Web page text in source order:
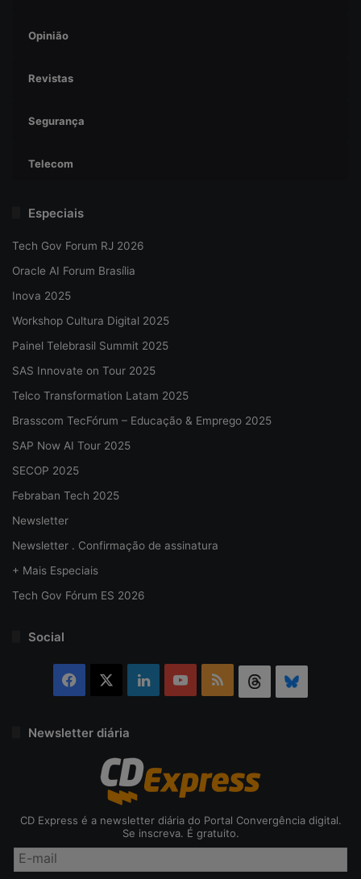
Opinião
Revistas
Segurança
Telecom
Especiais
Tech Gov Forum RJ 2026
Oracle AI Forum Brasília
Inova 2025
Workshop Cultura Digital 2025
Painel Telebrasil Summit 2025
SAS Innovate on Tour 2025
Telco Transformation Latam 2025
Brasscom TecFórum – Educação & Emprego 2025
SAP Now AI Tour 2025
SECOP 2025
Febraban Tech 2025
Newsletter
Newsletter . Confirmação de assinatura
+ Mais Especiais
Tech Gov Fórum ES 2026
Social
Facebook LinkedinYouTubeRSS Threads
Newsletter diária
CD Express é a newsletter diária do Portal Convergência digital.
Se inscreva. É gratuito.